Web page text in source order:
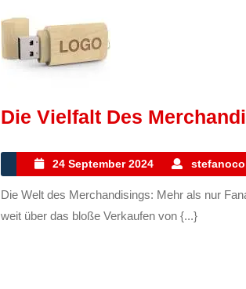
Die Vielfalt Des
24 September 2024
24
September
2024
Die Welt des Merchandisings: Mehr als nur Fanartikel Merchandising ist ein faszinierender Bereich, der
weit über das bloße Verkaufen von {...}